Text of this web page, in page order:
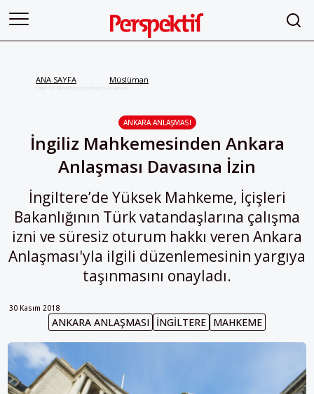
ANA SAYFA Müslüman
İngiliz Mahkemesinden Ankara
Anlaşması Davasına İzin
ANKARA ANLAŞMASI
İngiliz Mahkemesinden Ankara
Anlaşması Davasına İzin
İngiltere’de Yüksek Mahkeme, İçişleri
Bakanlığının Türk vatandaşlarına çalışma
izni ve süresiz oturum hakkı veren Ankara
Anlaşması'yla ilgili düzenlemesinin yargıya
taşınmasını onayladı.
30 Kasım 2018
ANKARA ANLAŞMASI İNGILTERE MAHKEME